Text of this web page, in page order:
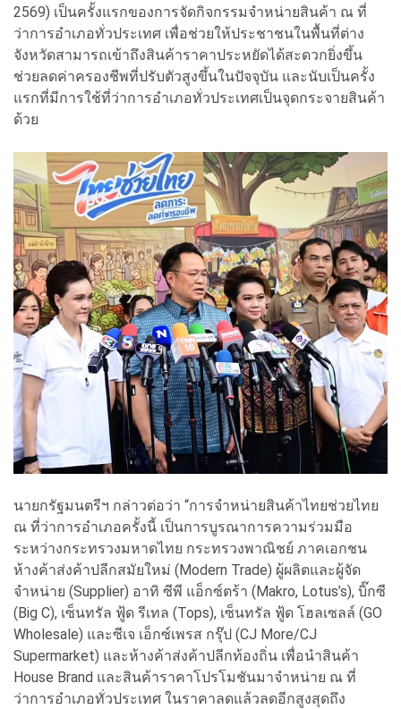
2569) เป็นครั้งแรกของการจัดกิจกรรมจำหน่ายสินค้า ณ ที่
ว่าการอำเภอทั่วประเทศ เพื่อช่วยให้ประชาชนในพื้นที่ต่าง
จังหวัดสามารถเข้าถึงสินค้าราคาประหยัดได้สะดวกยิ่งขึ้น
ช่วยลดค่าครองชีพที่ปรับตัวสูงขึ้นในปัจจุบัน และนับเป็นครั้ง
แรกที่มีการใช้ที่ว่าการอำเภอทั่วประเทศเป็นจุดกระจายสินค้า
ด้วย
นายกรัฐมนตรีฯ กล่าวต่อว่า “การจำหน่ายสินค้าไทยช่วยไทย
ณ ที่ว่าการอำเภอครั้งนี้ เป็นการบูรณาการความร่วมมือ
ระหว่างกระทรวงมหาดไทย กระทรวงพาณิชย์ ภาคเอกชน
ห้างค้าส่งค้าปลีกสมัยใหม่ (Modern Trade) ผู้ผลิตและผู้จัด
จำหน่าย (Supplier) อาทิ ซีพี แอ็กซ์ตร้า (Makro, Lotus’s), บิ๊กซี
(Big C), เซ็นทรัล ฟู้ด รีเทล (Tops), เซ็นทรัล ฟู้ด โฮลเซลล์ (GO
Wholesale) และซีเจ เอ็กซ์เพรส กรุ๊ป (CJ More/CJ
Supermarket) และห้างค้าส่งค้าปลีกท้องถิ่น เพื่อนำสินค้า
House Brand และสินค้าราคาโปรโมชันมาจำหน่าย ณ ที่
ว่าการอำเภอทั่วประเทศ ในราคาลดแล้วลดอีกสูงสุดถึง